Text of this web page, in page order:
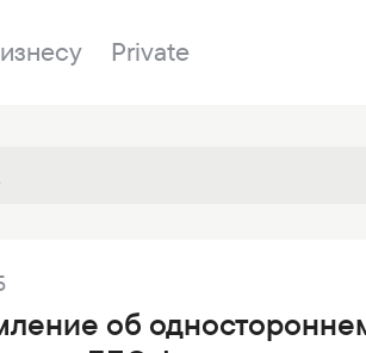
Вопросы и ответы
Войти в банкинг
Private
об